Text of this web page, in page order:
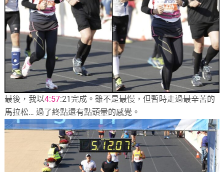
最後，我以4:57:21 完成。雖不是最慢，但暫時走過最辛苦的
馬拉松… 過了終點還有點頭暈的感覺。